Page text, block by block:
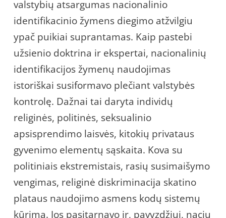
valstybių atsargumas nacionalinio
identifikacinio žymens diegimo atžvilgiu
ypač puikiai suprantamas. Kaip pastebi
užsienio doktrina ir ekspertai, nacionalinių
identifikacijos žymenų naudojimas
istoriškai susiformavo plečiant valstybės
kontrolę. Dažnai tai daryta individų
religinės, politinės, seksualinio
apsisprendimo laisvės, kitokių privataus
gyvenimo elementų sąskaita. Kova su
politiniais ekstremistais, rasių susimaišymo
vengimas, religinė diskriminacija skatino
plataus naudojimo asmens kodų sistemų
kūrimą. Jos pasitarnavo ir, pavyzdžiui, nacių